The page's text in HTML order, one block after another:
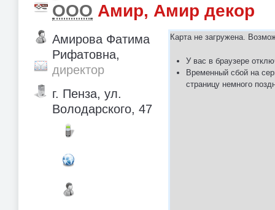
ООО Амир, Амир декор
Карта не загружена.
У вас в браузере
Временный сбой на
страницу немного
Амирова Фатима
Рифатовна,
директор
г. Пенза, ул.
Володарского, 47